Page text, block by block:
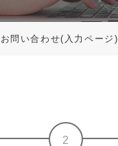
お問い合わせ(入力ページ)